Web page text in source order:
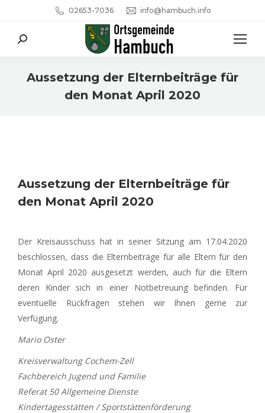
02653-7036 info@hambuch.info
Search:
Aussetzung der Elternbeiträge für
den Monat April 2020
Aussetzung der Elternbeiträge für
den Monat April 2020
Der Kreisausschuss hat in seiner Sitzung am 17.04.2020
beschlossen, dass die Elternbeiträge für alle Eltern für den
Monat April 2020 ausgesetzt werden, auch für die Eltern
deren Kinder sich in einer Notbetreuung befinden. Für
eventuelle Rückfragen stehen wir Ihnen gerne zur
Verfügung.
Mario Oster
Kreisverwaltung Cochem-Zell
Fachbereich Jugend und Familie
Referat 50 Allgemeine Dienste
Kindertagesstätten / Sportstättenförderung